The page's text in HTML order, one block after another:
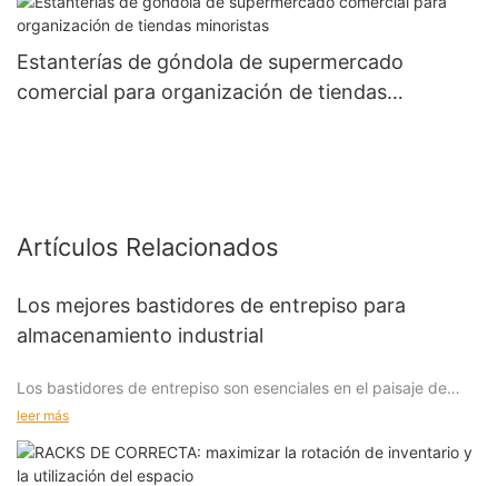
Estanterías de góndola de supermercado
comercial para organización de tiendas
Artículos Relacionados
Los mejores bastidores de entrepiso para
almacenamiento industrial
Los bastidores de entrepiso son esenciales en el paisaje de
almacenamiento industrial de hoy en día, ofreciendo soluciones
mejoran la eficiencia operativa. La demanda de
almacenamiento eficiente nunca ha sido mayor, y las empresas
leer más